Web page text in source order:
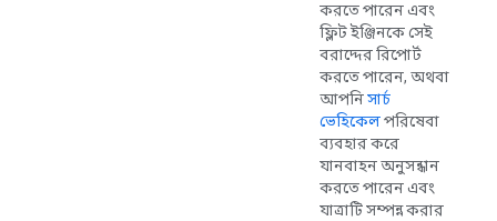
করতে পারেন এবং
ফ্লিট ইঞ্জিনকে সেই
বরাদ্দের রিপোর্ট
করতে পারেন, অথবা
আপনিসার্চ
ভেহিকেলপরিষেবা
ব্যবহার করে
যানবাহন অনুসন্ধান
করতে পারেন এবং
যাত্রাটি সম্পন্ন করার